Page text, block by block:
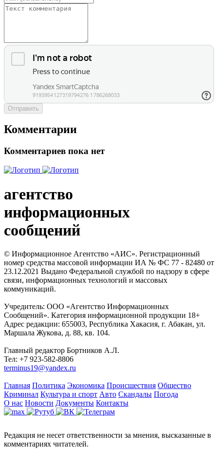
Отправить
Комментарии
Комментариев пока нет
агентство
информационных
сообщений
© Информационное Агентство «АИС». Регистрационный
номер средства массовой информации ИА № ФС 77 - 82480 от
23.12.2021 Выдано Федеральной службой по надзору в сфере
связи, информационных технологий и массовых
коммуникаций.
Учредитель: ООО «Агентство Информационных
Сообщений». Категория информационной продукции 18+
Адрес редакции: 655003, Республика Хакасия, г. Абакан, ул.
Маршала Жукова, д. 88, кв. 104.
Главный редактор Бортников А.Л.
Тел: +7 923-582-8806
terminus19@yandex.ru
Главная Политика Экономика Происшествия Общество
Криминал Культура и спорт Авто Скандалы Погода
О нас Новости Документы Контакты
Редакция не несет ответственности за мнения, высказанные в
комментариях читателей.